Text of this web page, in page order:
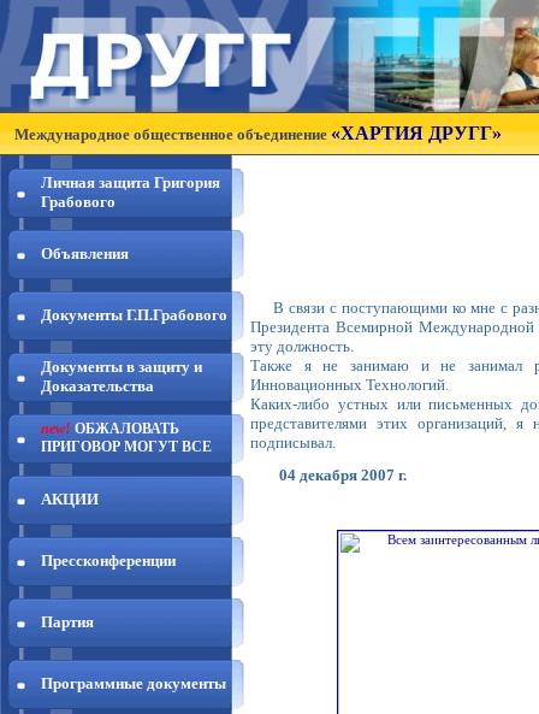
Международное общественное объединение«ХАРТИЯ ДРУГГ»
Личная защита Григория
Грабового
Объявления
Документы Г.П.Грабового
Документы в защиту и
Доказательства
new! ОБЖАЛОВАТЬ
ПРИГОВОР МОГУТ ВСЕ
АКЦИИ
Прессконференции
Партия
Программные документы
В связи с поступающими ко мне с
Президента Всемирной
эту должность.
Также я не занимаю и не занимал
Инновационных Технологий.
Каких-либо устных или письменных
представителями этих организаций,
подписывал.
04 декабря 2007 г.